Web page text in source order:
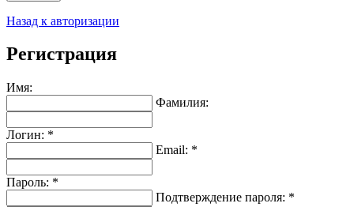
Назад к авторизации
Регистрация
Имя:
Фамилия:
Логин: *
Email: *
Пароль: *
Подтверждение пароля: *